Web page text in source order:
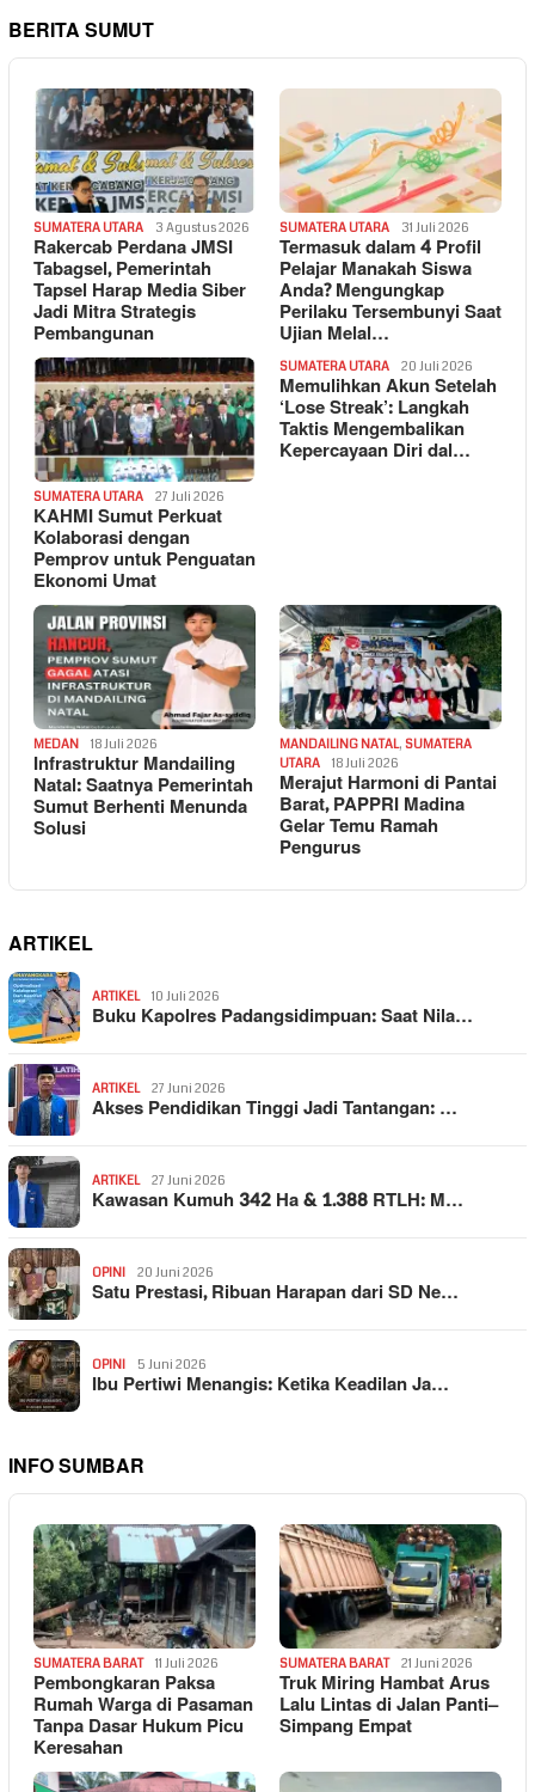
BERITA SUMUT
SUMATERA UTARA 3 Agustus 2026
Rakercab Perdana JMSI
Tabagsel, Pemerintah
Tapsel Harap Media Siber
Jadi Mitra Strategis
Pembangunan
SUMATERA UTARA 31 Juli 2026
Termasuk dalam 4 Profil
Pelajar Manakah Siswa
Anda? Mengungkap
Perilaku Tersembunyi Saat
Ujian Melal…
SUMATERA UTARA 27 Juli 2026
KAHMI Sumut Perkuat
Kolaborasi dengan
Pemprov untuk Penguatan
Ekonomi Umat
SUMATERA UTARA 20 Juli 2026
Memulihkan Akun Setelah
‘Lose Streak’: Langkah
Taktis Mengembalikan
Kepercayaan Diri dal…
MEDAN 18 Juli 2026
Infrastruktur Mandailing
Natal: Saatnya Pemerintah
Sumut Berhenti Menunda
Solusi
MANDAILING NATAL, SUMATERA
UTARA
18 Juli 2026
Merajut Harmoni di Pantai
Barat, PAPPRI Madina
Gelar Temu Ramah
Pengurus
ARTIKEL
ARTIKEL 10 Juli 2026
Buku Kapolres Padangsidimpuan: Saat Nila…
ARTIKEL 27 Juni 2026
Akses Pendidikan Tinggi Jadi Tantangan: …
ARTIKEL 27 Juni 2026
Kawasan Kumuh 342 Ha & 1.388 RTLH: M…
OPINI 20 Juni 2026
Satu Prestasi, Ribuan Harapan dari SD Ne…
OPINI 5 Juni 2026
Ibu Pertiwi Menangis: Ketika Keadilan Ja…
INFO SUMBAR
SUMATERA BARAT 11 Juli 2026
Pembongkaran Paksa
Rumah Warga di Pasaman
Tanpa Dasar Hukum Picu
Keresahan
SUMATERA BARAT 21 Juni 2026
Truk Miring Hambat Arus
Lalu Lintas di Jalan Panti–
Simpang Empat